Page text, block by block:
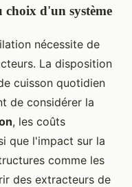
choix d'un système
nécessite de
La disposition
cuisson quotidien
de considérer la
, les coûts
que l'impact sur la
comme les
des extracteurs de